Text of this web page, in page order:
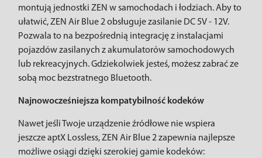
montują jednostki ZEN w samochodach i łodziach. Aby to
ułatwić, ZEN Air Blue 2 obsługuje zasilanie DC 5V - 12V.
Pozwala to na bezpośrednią integrację z instalacjami
pojazdów zasilanych z akumulatorów samochodowych
lub rekreacyjnych. Gdziekolwiek jesteś, możesz zabrać ze
sobą moc bezstratnego Bluetooth.
Najnowocześniejsza kompatybilność kodeków
Nawet jeśli Twoje urządzenie źródłowe nie wspiera
jeszcze aptX Lossless, ZEN Air Blue 2 zapewnia najlepsze
możliwe osiągi dzięki szerokiej gamie kodeków: